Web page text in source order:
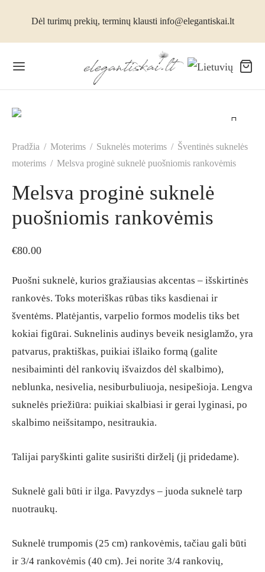
Dėl turimų prekių, terminų klausti info@elegantiskai.lt
Pradžia / Moterims / Suknelės moterims / Šventinės suknelės
moterims / Melsva proginė suknelė puošniomis rankovėmis
Melsva proginė suknelė
puošniomis rankovėmis
€80.00
Puošni suknelė, kurios gražiausias akcentas – išskirtinės
rankovės. Toks moteriškas rūbas tiks kasdienai ir
šventėms. Platėjantis, varpelio formos modelis tiks bet
kokiai figūrai. Suknelinis audinys beveik nesiglamžo, yra
patvarus, praktiškas, puikiai išlaiko formą (galite
nesibaiminti dėl rankovių išvaizdos dėl skalbimo),
neblunka, nesivelia, nesiburbuliuoja, nesipešioja. Lengva
suknelės priežiūra: puikiai skalbiasi ir gerai lyginasi, po
skalbimo neišsitampo, nesitraukia.
Talijai paryškinti galite susirišti dirželį (jį pridedame).
Suknelė gali būti ir ilga. Pavyzdys – juoda suknelė tarp
nuotraukų.
Suknelė trumpomis (25 cm) rankovėmis, tačiau gali būti
ir 3/4 rankovėmis (40 cm). Jei norite 3/4 rankovių,